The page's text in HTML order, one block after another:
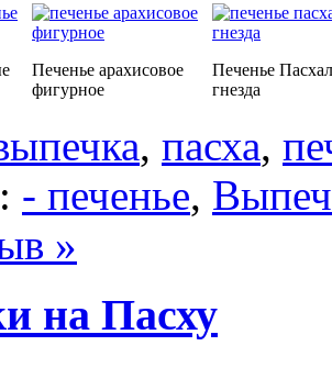
Печенье арахисовое
фигурное
Печенье
гнезда
, пасха,
- печенье,
»
на Пасху